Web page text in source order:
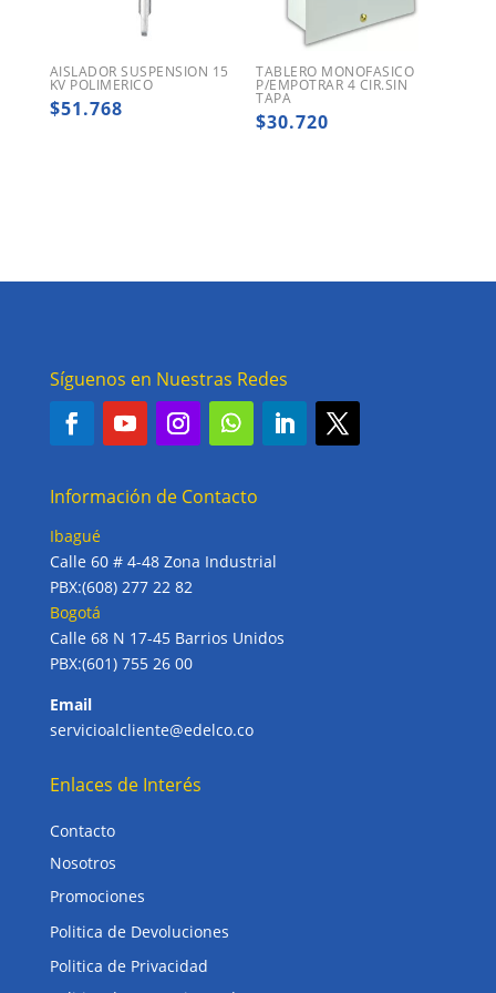
AISLADOR SUSPENSION 15
KV POLIMERICO
$51.768
TABLERO MONOFASICO
P/EMPOTRAR 4 CIR.SIN
TAPA
$30.720
Síguenos en Nuestras Redes
Información de Contacto
Ibagué
Calle 60 # 4-48 Zona Industrial
PBX:(608) 277 22 82
Bogotá
Calle 68 N 17-45 Barrios Unidos
PBX:(601) 755 26 00
Email
servicioalcliente@edelco.co
Enlaces de Interés
Contacto
Nosotros
Promociones
Politica de Devoluciones
Politica de Privacidad